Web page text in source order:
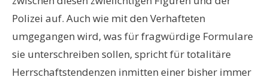
Polizei auf. Auch wie mit den Verhafteten
umgegangen wird, was für fragwürdige Formulare
sie unterschreiben sollen, spricht für totalitäre
Herrschaftstendenzen inmitten einer bisher immer